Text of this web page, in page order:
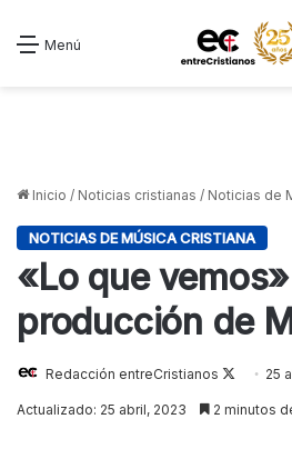
Menú
Inicio / Noticias cristianas / Noticias de
NOTICIAS DE MÚSICA CRISTIANA
«Lo que
producción de
Redacción entreCristianos
Follow
25
Actualizado: 25 abril, 2023 2 minutos